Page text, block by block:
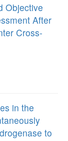
Objective
After
Cross-
in the
to